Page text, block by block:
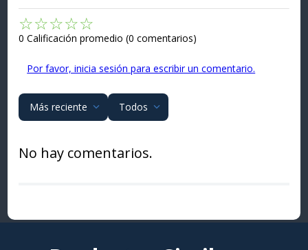
☆☆☆☆☆
0 Calificación promedio (0 comentarios)
Por favor, inicia sesión para escribir un comentario.
Más reciente Todos
No hay comentarios.